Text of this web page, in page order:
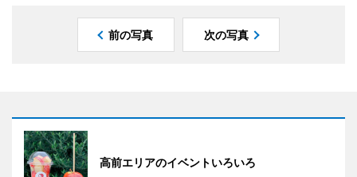
前の写真 次の写真
高前エリアのイベントいろいろ